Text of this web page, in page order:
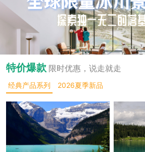
特价爆款 限时优惠，说走就走
经典产品系列 2026夏季新品